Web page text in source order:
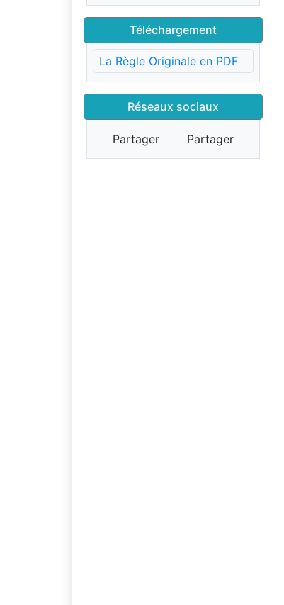
Téléchargement
La Règle Originale en PDF
Réseaux sociaux
Partager Partager